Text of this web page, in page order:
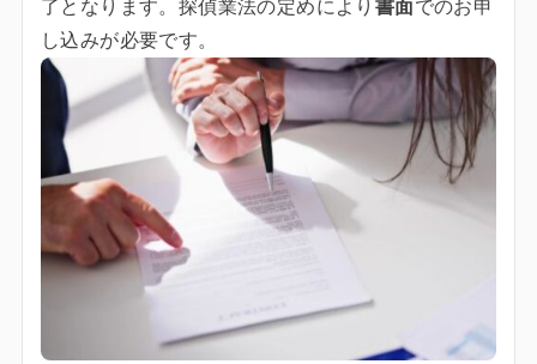
了となります。探偵業法の定めにより 書面でのお申
し込みが必要です。